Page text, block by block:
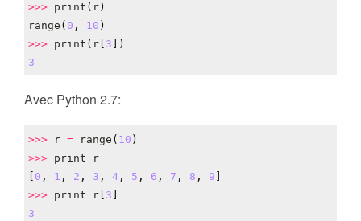
>>> print ( r )
range ( 0 , 10 )
>>> print ( r 3 ])
3
Avec Python 2.7:
>>> r = range ( 10 )
>>> print
r
0 , 1 , 2 , 3 , 4 , 5 , 6 , 7 , 8 , 9
>>> print r 3
3